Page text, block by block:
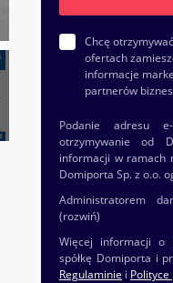
Chcę
ofertach
informacje
partnerów
Podanie adresu
otrzymywanie od
informacji w ramach
Domiporta Sp. z o.o.
Administratorem
(rozwiń)
Więcej informacji o
spółkę Domiporta i
Regulaminie i